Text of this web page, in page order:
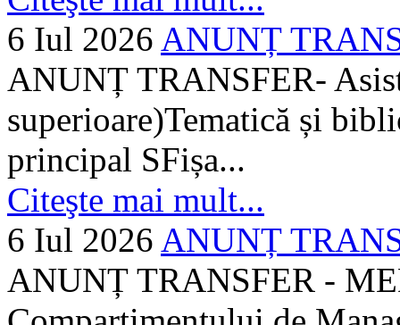
6 Iul 2026 ANUNȚ
ANUNȚ TRANSFER-
superioare)Tematică și
principal SFișa...
Citeşte mai mult...
6 Iul 2026 ANUNȚ
ANUNȚ TRANSFER -